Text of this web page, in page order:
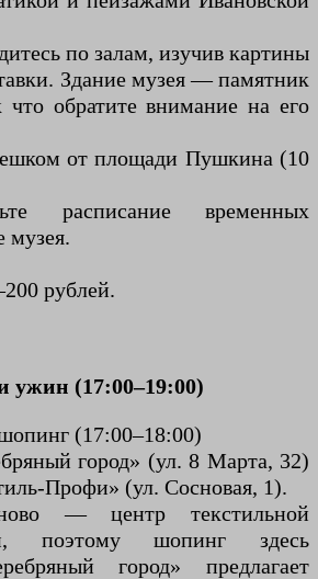
по залам, изучив картины
Здание музея — памятник
что обратите внимание на его
от площади Пушкина (10
расписание временных
музея.
рублей.
ужин (17:00–19:00)
(17:00–18:00)
город» (ул. 8 Марта, 32)
Профи» (ул. Сосновая, 1).
— центр текстильной
поэтому шопинг здесь
город» предлагает